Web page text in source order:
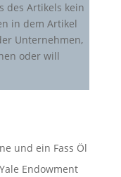
des Artikels kein
in dem Artikel
Unternehmen,
oder will
und ein Fass Öl
Endowment